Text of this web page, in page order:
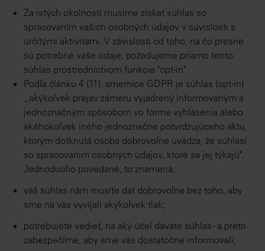
Za istých okolností musíme získať súhlas so
spracovaním vašich osobných údajov v súvislosti s
určitými aktivitami. V závislosti od toho, na čo presne
sú potrebné vaše údaje, požadujeme priamo tento
súhlas prostredníctvom funkcie "opt-in".
Podľa článku 4 (11). smernice GDPR je súhlas (opt-in)
„akýkoľvek prejav zámeru vyjadrený informovaným a
jednoznačným spôsobom vo forme vyhlásenia alebo
akéhokoľvek iného jednoznačne potvrdzujúceho aktu,
ktorým dotknutá osoba dobrovoľne uvádza, že súhlasí
so spracovaním osobných údajov, ktoré sa jej týkajú".
Jednoducho povedané, to znamená:
váš súhlas nám musíte dať dobrovoľne bez toho, aby
sme na vás vyvíjali akýkoľvek tlak;
potrebujete vedieť, na aký účel dávate súhlas - a preto
zabezpečíme, aby sme vás dostatočne informovali;